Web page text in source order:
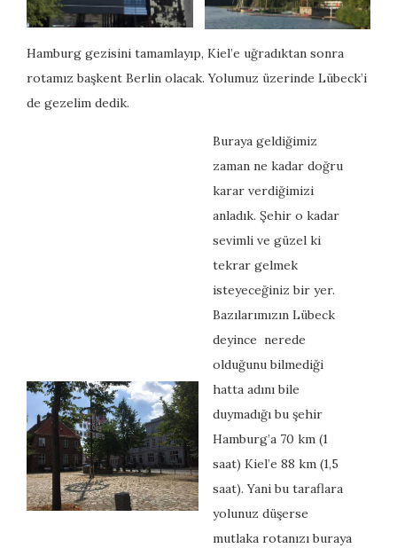
Hamburg gezisini tamamlayıp, Kiel’e uğradıktan sonra
rotamız başkent Berlin olacak. Yolumuz üzerinde Lübeck’i
de gezelim dedik.
Buraya geldiğimiz
zaman ne kadar doğru
karar verdiğimizi
anladık. Şehir o kadar
sevimli ve güzel ki
tekrar gelmek
isteyeceğiniz bir yer.
Bazılarımızın Lübeck
deyince nerede
olduğunu bilmediği
hatta adını bile
duymadığı bu şehir
Hamburg’a 70 km (1
saat) Kiel’e 88 km (1,5
saat). Yani bu taraflara
yolunuz düşerse
mutlaka rotanızı buraya